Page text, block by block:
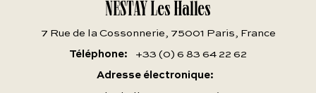
NESTAY Les Halles
7 Rue de la Cossonnerie, 75001 Paris, France
Téléphone
+33 (0) 6 83 64 22 62
Adresse électronique